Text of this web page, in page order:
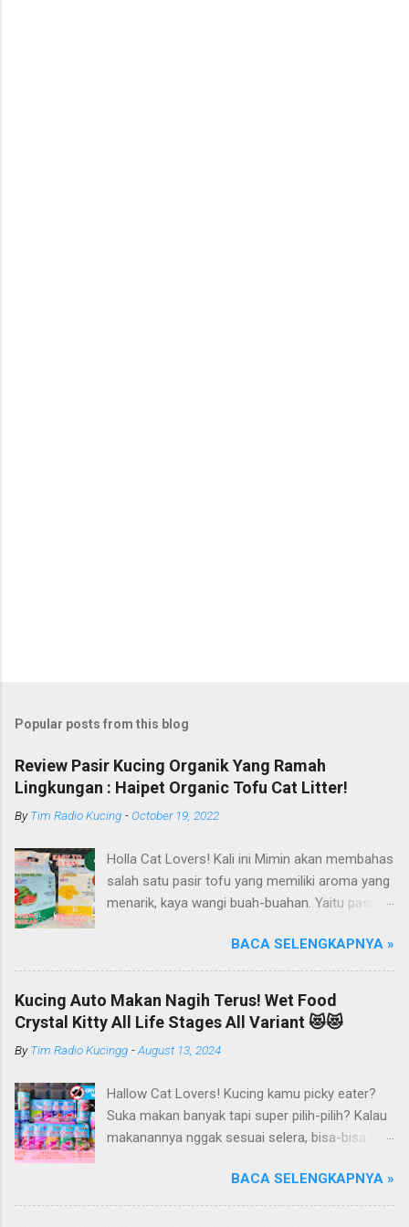
Popular posts from this blog
Review Pasir Kucing Organik Yang Ramah
Lingkungan : Haipet Organic Tofu Cat Litter!
ByTim Radio Kucing -October 19, 2022
Holla Cat Lovers! Kali ini Mimin akan membahas
salah satu pasir tofu yang memiliki aroma yang
menarik, kaya wangi buah-buahan. Yaitu pasir
Haipet merupakan salah satu merk produk
kucing yang diproduksi oleh PT. Arthacat Tirta
Surya, Indonesia. Perusahaan ini bergerak di
bidang produk perlengkapan kucing, seperti Cat
Tree Furniture, Cat Accessories, Cat Food, Cat
Litter, Cat Sandbox/Cat Litter, dan lain-lain.
dahulu dari PT. Arthacat Tirta Surya ini, ada
Arthacat Cat Litter, Sandbox/Cat Litter, Cat
Tree, Snack, Pet Bowl, Stratcher, dan masih
ternyata ga cuman jadi merk pasir tofu dari PT
Arthacat Tirta Surya, tapi merk Haipet juga ada
BACA SELENGKAPNYA »
Kucing Auto Makan Nagih Terus! Wet Food
Crystal Kitty All Life Stages All Variant 😻😻
ByTim Radio Kucingg -August 13, 2024
Hallow Cat Lovers! Kucing kamu picky eater?
Suka makan banyak tapi super pilih-pilih? Kalau
makanannya nggak sesuai selera, bisa-bisa dia
makanannya. Pokoknya si Kucing bakal selektif
banget deh kalau soal makanan deh! Duh, agak
BACA SELENGKAPNYA »